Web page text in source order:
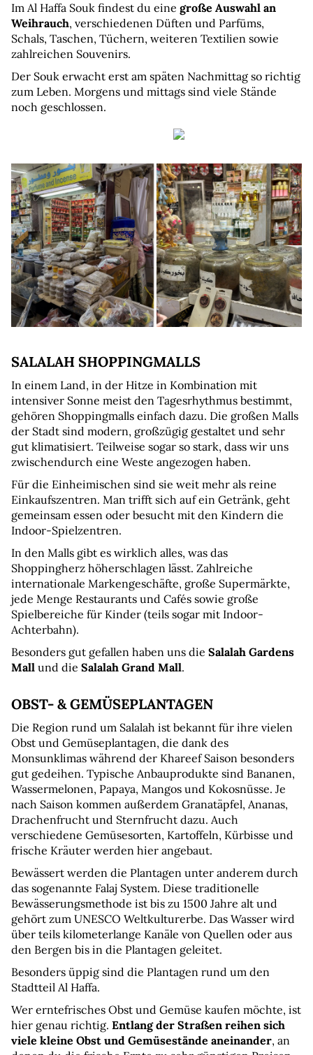
Im Al Haffa Souk findest du eine große Auswahl an
Weihrauch, verschiedenen Düften und Parfüms,
Schals, Taschen, Tüchern, weiteren Textilien sowie
zahlreichen Souvenirs.
Der Souk erwacht erst am späten Nachmittag so richtig
zum Leben. Morgens und mittags sind viele Stände
noch geschlossen.
SALALAH SHOPPINGMALLS
In einem Land, in der Hitze in Kombination mit
intensiver Sonne meist den Tagesrhythmus bestimmt,
gehören Shoppingmalls einfach dazu. Die großen Malls
der Stadt sind modern, großzügig gestaltet und sehr
gut klimatisiert. Teilweise sogar so stark, dass wir uns
zwischendurch eine Weste angezogen haben.
Für die Einheimischen sind sie weit mehr als reine
Einkaufszentren. Man trifft sich auf ein Getränk, geht
gemeinsam essen oder besucht mit den Kindern die
Indoor-Spielzentren.
In den Malls gibt es wirklich alles, was das
Shoppingherz höherschlagen lässt. Zahlreiche
internationale Markengeschäfte, große Supermärkte,
jede Menge Restaurants und Cafés sowie große
Spielbereiche für Kinder (teils sogar mit Indoor-
Achterbahn).
Besonders gut gefallen haben uns die Salalah Gardens
Mall und die Salalah Grand Mall.
OBST- & GEMÜSEPLANTAGEN
Die Region rund um Salalah ist bekannt für ihre vielen
Obst und Gemüseplantagen, die dank des
Monsunklimas während der Khareef Saison besonders
gut gedeihen. Typische Anbauprodukte sind Bananen,
Wassermelonen, Papaya, Mangos und Kokosnüsse. Je
nach Saison kommen außerdem Granatäpfel, Ananas,
Drachenfrucht und Sternfrucht dazu. Auch
verschiedene Gemüsesorten, Kartoffeln, Kürbisse und
frische Kräuter werden hier angebaut.
Bewässert werden die Plantagen unter anderem durch
das sogenannte Falaj System. Diese traditionelle
Bewässerungsmethode ist bis zu 1500 Jahre alt und
gehört zum UNESCO Weltkulturerbe. Das Wasser wird
über teils kilometerlange Kanäle von Quellen oder aus
den Bergen bis in die Plantagen geleitet.
Besonders üppig sind die Plantagen rund um den
Stadtteil Al Haffa.
Wer erntefrisches Obst und Gemüse kaufen möchte, ist
hier genau richtig. Entlang der Straßen reihen sich
viele kleine Obst und Gemüsestände aneinander, an